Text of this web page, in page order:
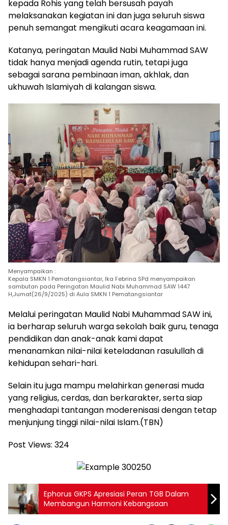
kepada Rohis yang telah bersusah payah
melaksanakan kegiatan ini dan juga seluruh siswa
penuh semangat mengikuti acara keagamaan ini.
Katanya, peringatan Maulid Nabi Muhammad SAW
tidak hanya menjadi agenda rutin, tetapi juga
sebagai sarana pembinaan iman, akhlak, dan
ukhuwah Islamiyah di kalangan siswa.
Menyampaikan :
Kepala SMKN 1 Pematangsiantar, Ika Febrina SPd menyampaikan
sambutan pada Peringatan Maulid Nabi Muhammad SAW 1447
H,Jumat(26/9/2025) di Aula SMKN 1 Pematangsiantar
Melalui peringatan Maulid Nabi Muhammad SAW ini,
ia berharap seluruh warga sekolah baik guru, tenaga
pendidikan dan anak-anak kami dapat
menanamkan nilai-nilai keteladanan rasulullah di
kehidupan sehari-hari.
Selain itu juga mampu melahirkan generasi muda
yang religius, cerdas, dan berkarakter, serta siap
menghadapi tantangan moderenisasi dengan tetap
menjunjung tinggi nilai-nilai Islam.(TBN)
Post Views: 324
Ephorus GKPS Apresiasi Peran TGB Dalam
Membangun Harmoni Kebangsaan